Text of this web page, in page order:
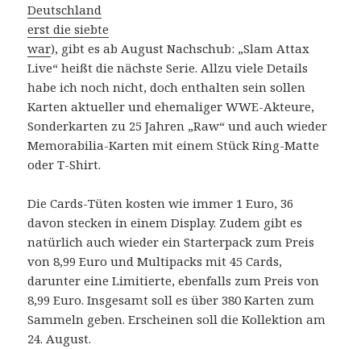
Deutschland
erst die siebte
war), gibt es ab August Nachschub: „Slam Attax
Live“ heißt die nächste Serie. Allzu viele Details
habe ich noch nicht, doch enthalten sein sollen
Karten aktueller und ehemaliger WWE-Akteure,
Sonderkarten zu 25 Jahren „Raw“ und auch wieder
Memorabilia-Karten mit einem Stück Ring-Matte
oder T-Shirt.
Die Cards-Tüten kosten wie immer 1 Euro, 36
davon stecken in einem Display. Zudem gibt es
natürlich auch wieder ein Starterpack zum Preis
von 8,99 Euro und Multipacks mit 45 Cards,
darunter eine Limitierte, ebenfalls zum Preis von
8,99 Euro. Insgesamt soll es über 380 Karten zum
Sammeln geben. Erscheinen soll die Kollektion am
24. August.